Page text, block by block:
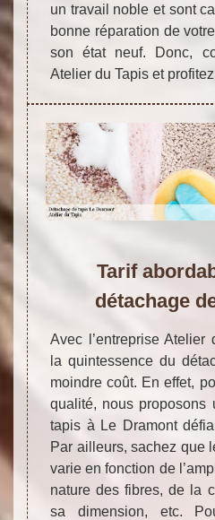
un travail noble et sont
bonne réparation de
son état neuf. Donc,
Atelier du Tapis et
Tarif
détachage
Avec l’entreprise Atelier
la quintessence du
moindre coût. En effet,
qualité, nous proposons
tapis à Le Dramont
Par ailleurs, sachez que
varie en fonction de
nature des fibres, de la
sa dimension, etc.